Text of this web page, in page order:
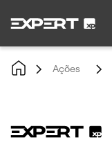
Ações